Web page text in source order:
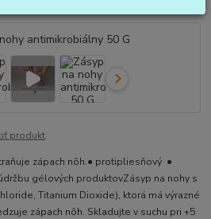
produkt
zápach nôh.● protipliesňový ●
gélových produktovZásyp na nohy s
Titanium Dioxide), ktorá má výrazné
zápach nôh. Skladujte v suchu pri +5